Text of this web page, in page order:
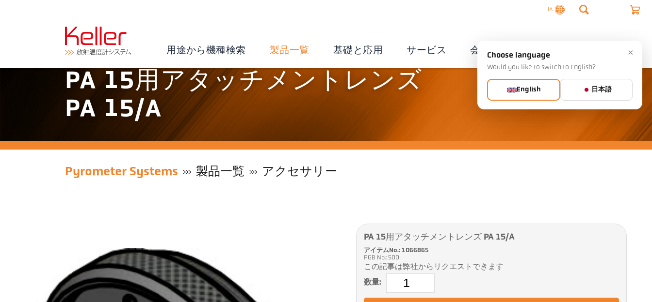
JA
用途から機種検索 製品一覧 基礎と応用 サービス 会社概要
PA 15用アタッチメントレンズ
PA 15/A
Pyrometer Systems 製品一覧 アクセサリー
PA 15用アタッチメントレンズ PA 15/A
アイテムNo.: 1066865
PGB No.: 500
この記事は弊社からリクエストできます
数量:
×
Choose language
Would you like to switch to English?
English 日本語